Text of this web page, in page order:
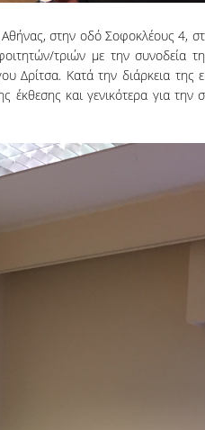
στην οδό Σοφοκλέους 4,
τριών με την συνοδεία
Δρίτσα. Κατά την διάρκεια της
και γενικότερα για την